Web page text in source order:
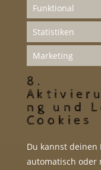
Funktional
Statistiken
Marketing
8.
ng und
Cookies
Du kannst
automatisch oder